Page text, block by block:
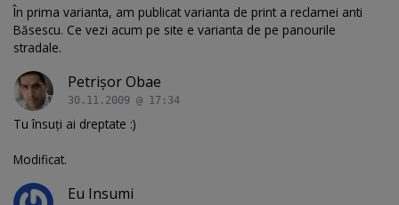
În prima varianta, am publicat varianta de print a reclamei anti
Băsescu. Ce vezi acum pe site e varianta de pe panourile
stradale.
Petrişor Obae
30.11.2009 @ 17:34
Tu însuţi ai dreptate :)
Modificat.
Eu Insumi